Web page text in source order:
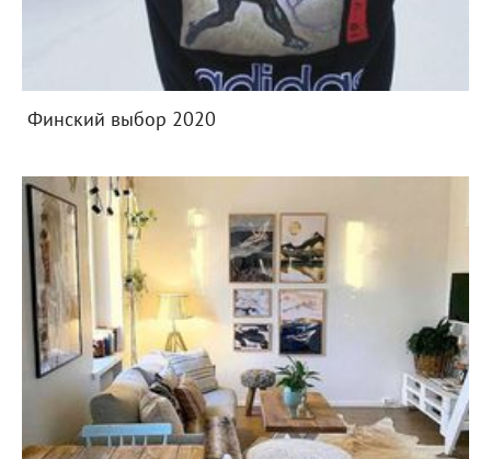
Финский выбор 2020